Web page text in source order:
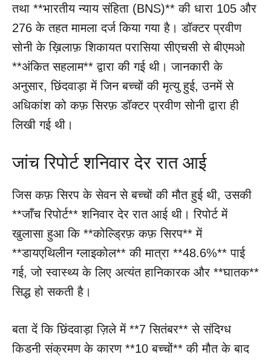
तथा **भारतीय न्याय संहिता (BNS)** की धारा 105 और
276 के तहत मामला दर्ज किया गया है। डॉक्टर प्रवीण
सोनी के ख़िलाफ़ शिकायत परासिया सीएचसी से बीएमओ
**अंकित सहलाम** द्वारा की गई थी। जानकारी के
अनुसार, छिंदवाड़ा में जिन बच्चों की मृत्यु हुई, उनमें से
अधिकांश को कफ़ सिरफ़ डॉक्टर प्रवीण सोनी द्वारा ही
लिखी गई थी।
जांच रिपोर्ट शनिवार देर रात आई
जिस कफ़ सिरप के सेवन से बच्चों की मौत हुई थी, उसकी
**जाँच रिपोर्ट** शनिवार देर रात आई थी। रिपोर्ट में
खुलासा हुआ कि **कोल्ड्रिफ़ कफ़ सिरप** में
**डायएथिलीन ग्लाइकोल** की मात्रा **48.6%** पाई
गई, जो स्वास्थ्य के लिए अत्यंत हानिकारक और **घातक**
सिद्ध हो सकती है।
बता दें कि छिंदवाड़ा ज़िले में **7 सितंबर** से संदिग्ध
किडनी संक्रमण के कारण **10 बच्चों** की मौत के बाद